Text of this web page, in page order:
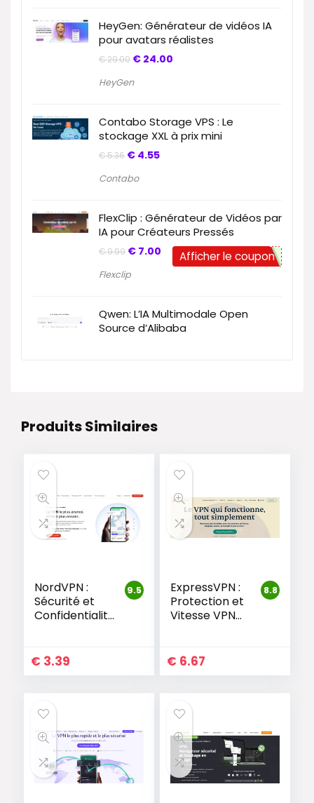
HeyGen: Générateur de vidéos IA
pour avatars réalistes
€29.00 € 24.00
HeyGen
Contabo Storage VPS : Le
stockage XXL à prix mini
€5.36 € 4.55
Contabo
FlexClip : Générateur de Vidéos par
IA pour Créateurs Pressés
€9.99 € 7.00
Flexclip
Afficher le coupon
Qwen: L’IA Multimodale Open
Source d’Alibaba
Produits Similaires
9.5
NordVPN :
Sécurité et
Confidentialit
€ 3.39
8.8
ExpressVPN :
Protection et
Vitesse VPN
€ 6.67